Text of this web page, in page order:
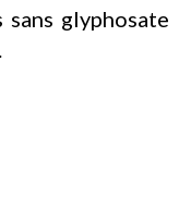
glyphosate